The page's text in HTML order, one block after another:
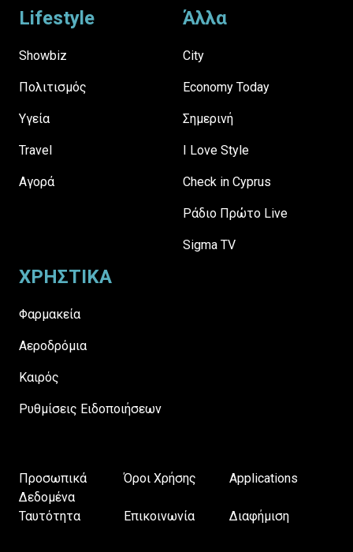
Lifestyle
Showbiz
Πολιτισμός
Υγεία
Travel
Αγορά
Άλλα
City
Economy Today
Σημερινή
I Love Style
Check in Cyprus
Ράδιο Πρώτο Live
Sigma TV
ΧΡΗΣΤΙΚΑ
Φαρμακεία
Αεροδρόμια
Καιρός
Ρυθμίσεις Ειδοποιήσεων
Προσωπικά
Δεδομένα
Όροι Χρήσης Applications
Ταυτότητα Επικοινωνία Διαφήμιση